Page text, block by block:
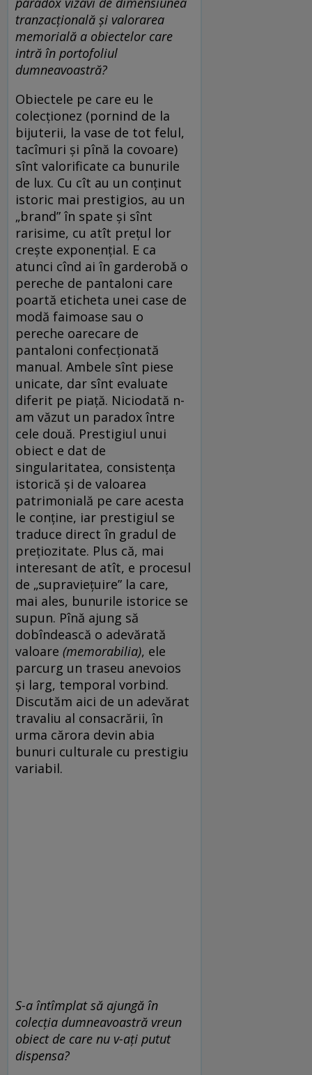
tranzacțională și valorarea
memorială a obiectelor care
intră în portofoliul
dumneavoastră?
Obiectele pe care eu le
colecționez (pornind de la
bijuterii, la vase de tot felul,
tacîmuri și pînă la covoare)
sînt valorificate ca bunurile
de lux. Cu cît au un conținut
istoric mai prestigios, au un
„brand” în spate și sînt
rarisime, cu atît prețul lor
crește exponențial. E ca
atunci cînd ai în garderobă o
pereche de pantaloni care
poartă eticheta unei case de
modă faimoase sau o
pereche oarecare de
pantaloni confecționată
manual. Ambele sînt piese
unicate, dar sînt evaluate
diferit pe piață. Niciodată n-
am văzut un paradox între
cele două. Prestigiul unui
obiect e dat de
singularitatea, consistența
istorică și de valoarea
patrimonială pe care acesta
le conține, iar prestigiul se
traduce direct în gradul de
prețiozitate. Plus că, mai
interesant de atît, e procesul
de „supraviețuire” la care,
mai ales, bunurile istorice se
supun. Pînă ajung să
dobîndească o adevărată
valoare (memorabilia), ele
parcurg un traseu anevoios
și larg, temporal vorbind.
Discutăm aici de un adevărat
travaliu al consacrării, în
urma cărora devin abia
bunuri culturale cu prestigiu
variabil.
S-a întîmplat să ajungă în
colecția dumneavoastră vreun
obiect de care nu v-ați putut
dispensa?